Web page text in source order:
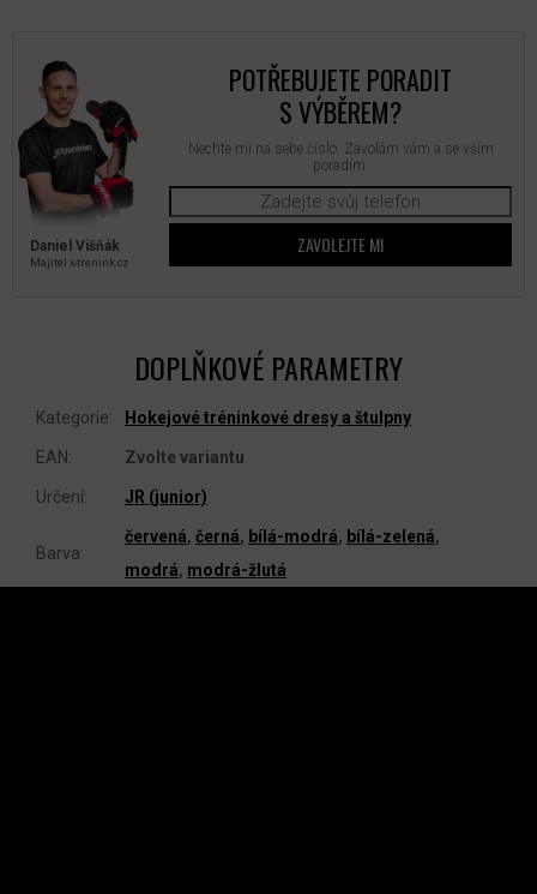
Daniel Višňák
Majitel x‑trenink.cz
POTŘEBUJETE PORADIT
S VÝBĚREM?
Nechte mi na sebe číslo. Zavolám vám a se vším
poradím.
ZAVOLEJTE MI
DOPLŇKOVÉ PARAMETRY
Kategorie: Hokejové tréninkové dresy a štulpny
EAN: Zvolte variantu
Určení: JR (junior)
Barva:
červená, černá, bílá-modrá, bílá-zelená,
modrá, modrá-žlutá
Z